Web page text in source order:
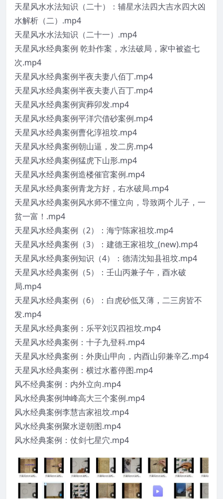
天星风水水法知识（二十）：辅星水法四大吉水四大凶
水解析（二）.mp4
天星风水水法知识（二十一）.mp4
天星风水经典案例 乾卦作案，水法破局，家中被盗七
次.mp4
天星风水经典案例半夜夫妻八佰丁.mp4
天星风水经典案例半夜夫妻八百丁.mp4
天星风水经典案例寅葬卯发.mp4
天星风水经典案例平洋穴借砂案例.mp4
天星风水经典案例曹化淳祖坟.mp4
天星风水经典案例朝山逼，发二房.mp4
天星风水经典案例猛虎下山形.mp4
天星风水经典案例造楼催官案例.mp4
天星风水经典案例青龙方好，右水破局.mp4
天星风水经典案例风水师不懂立向，导致两个儿子，一
贫一富！.mp4
天星风水经典案例（2）：海宁陈家祖坟.mp4
天星风水经典案例（3）：建德王家祖坟_(new).mp4
天星风水经典案例知识（4）：德清沈知县祖坟.mp4
天星风水经典案例（5）：壬山丙兼子午，酉水破
局.mp4
天星风水经典案例（6）：白虎砂低又薄，二三房皆不
发.mp4
天星风水经典案例：乐平刘汉四祖坟.mp4
天星风水经典案例：十子九登科.mp4
天星风水经典案例：外庚山甲向，内酉山卯兼辛乙.mp4
天星风水经典案例：横过水蓄停图.mp4
风不经典案例：内外立向.mp4
风水经典案例坤峰高大三个案例.mp4
风水经典案例李慧吉家祖坟.mp4
风水经典案例聚水逆朝图.mp4
风水经典案例：仗剑七星穴.mp4